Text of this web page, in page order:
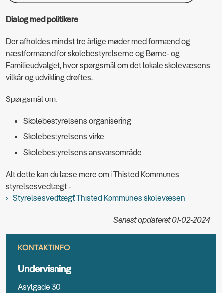
Dialog med politikere
Der afholdes mindst tre årlige møder med formænd og
næstformænd for skolebestyrelserne og Børne- og
Familieudvalget, hvor spørgsmål om det lokale skolevæsens
vilkår og udvikling drøftes.
Spørgsmål om:
Skolebestyrelsens organisering
Skolebestyrelsens virke
Skolebestyrelsens ansvarsområde
Alt dette kan du læse mere om i Thisted Kommunes
styrelsesvedtægt -
Styrelsesvedtægt Thisted Kommunes skolevæsen
Senest opdateret 01-02-2024
KONTAKTINFO
Undervisning
Asylgade 30